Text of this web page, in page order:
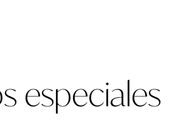
especiales